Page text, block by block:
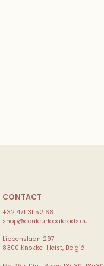
CONTACT
+32 471 31 52 68
shop@couleurlocalekids.eu
Lippenslaan 297
8300 Knokke-Heist, België